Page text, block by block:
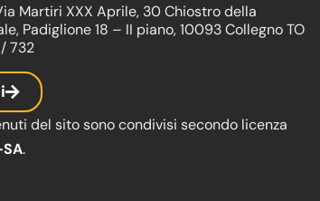
Martiri XXX Aprile, 30 Chiostro della
Padiglione 18 – II piano, 10093 Collegno TO
/ 732
del sito sono condivisi secondo licenza
.